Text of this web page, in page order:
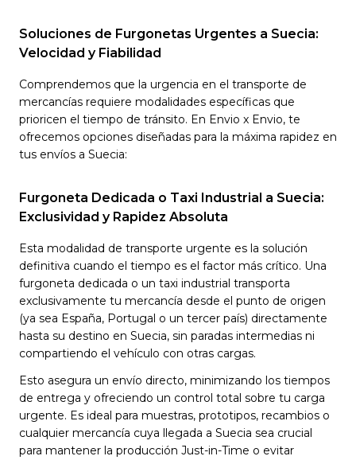
Soluciones de Furgonetas Urgentes a Suecia:
Velocidad y Fiabilidad
Comprendemos que la urgencia en el transporte de
mercancías requiere modalidades específicas que
prioricen el tiempo de tránsito. En Envio x Envio, te
ofrecemos opciones diseñadas para la máxima rapidez en
tus envíos a Suecia:
Furgoneta Dedicada o Taxi Industrial a Suecia:
Exclusividad y Rapidez Absoluta
Esta modalidad de transporte urgente es la solución
definitiva cuando el tiempo es el factor más crítico. Una
furgoneta dedicada o un taxi industrial transporta
exclusivamente tu mercancía desde el punto de origen
(ya sea España, Portugal o un tercer país) directamente
hasta su destino en Suecia, sin paradas intermedias ni
compartiendo el vehículo con otras cargas.
Esto asegura un envío directo, minimizando los tiempos
de entrega y ofreciendo un control total sobre tu carga
urgente. Es ideal para muestras, prototipos, recambios o
cualquier mercancía cuya llegada a Suecia sea crucial
para mantener la producción Just-in-Time o evitar